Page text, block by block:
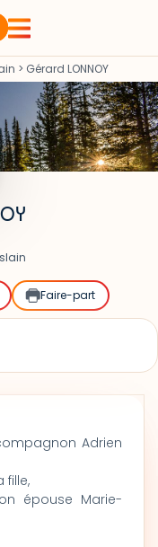
> Gérard LONNOY
Faire-part
Adrien
fille,
épouse Marie-